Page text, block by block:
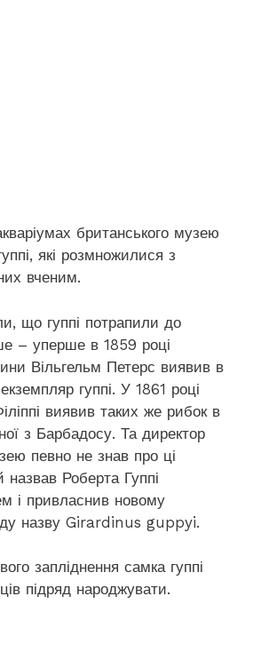
британського музею
які розмножилися з
вченим.
що гуппі потрапили до
– уперше в 1859 році
Вільгельм Петерс виявив в
гуппі. У 1861 році
виявив таких же рибок в
з Барбадосу. Та директор
певно не знав про ці
назвав Роберта Гуппі
і привласнив новому
назву Girardinus guppyi.
запліднення самка гуппі
підряд народжувати.